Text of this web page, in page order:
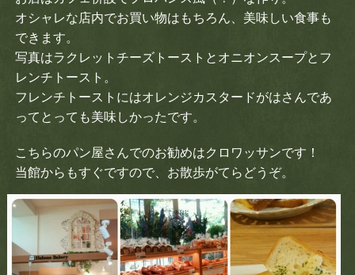
オシャレな店内でお買い物はもちろん、美味しい食事も
できます。
写真はラクレットチーズトーストとオニオンスープとフ
レンチトースト。
フレンチトーストにはオレンジカスタードがはさんであ
ってとっても美味しかったです。
こちらのパン屋さんでのお勧めはクロワッサンです！
当館からもすぐですので、お散歩がてらどうぞ。